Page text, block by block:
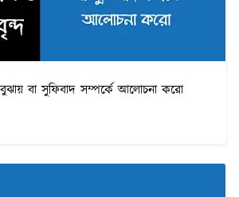
বা সুফিবাদ সম্পর্কে আলোচনা করো